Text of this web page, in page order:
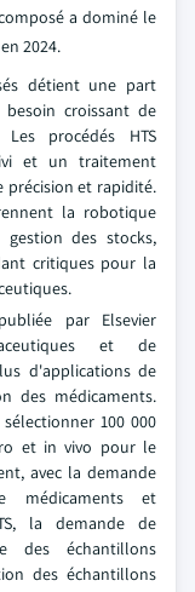
a dominé le
2024.
détient une part
croissant de
procédés HTS
et un traitement
précision et rapidité.
la robotique
des stocks,
critiques pour la
par Elsevier
et de
d'applications de
des médicaments.
100 000
et in vivo pour le
avec la demande
et
la demande de
des échantillons
des échantillons